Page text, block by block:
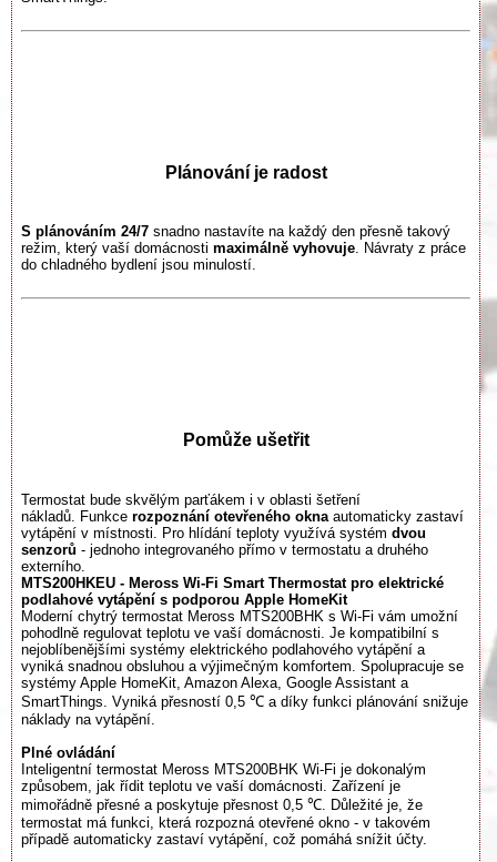
Plánování je radost
S plánováním 24/7 snadno nastavíte na každý den přesně takový
režim, který vaší domácnosti maximálně vyhovuje. Návraty z práce
do chladného bydlení jsou minulostí.
Pomůže ušetřit
Termostat bude skvělým parťákem i v oblasti šetření
nákladů. Funkce rozpoznání otevřeného okna automaticky zastaví
vytápění v místnosti. Pro hlídání teploty využívá systém dvou
senzorů - jednoho integrovaného přímo v termostatu a druhého
externího.
MTS200HKEU - Meross Wi-Fi Smart Thermostat pro elektrické
podlahové vytápění s podporou Apple HomeKit
Moderní chytrý termostat Meross MTS200BHK s Wi-Fi vám umožní
pohodlně regulovat teplotu ve vaší domácnosti. Je kompatibilní s
nejoblíbenějšími systémy elektrického podlahového vytápění a
vyniká snadnou obsluhou a výjimečným komfortem. Spolupracuje se
systémy Apple HomeKit, Amazon Alexa, Google Assistant a
SmartThings. Vyniká přesností 0,5 ℃ a díky funkci plánování snižuje
náklady na vytápění.
Plné ovládání
Inteligentní termostat Meross MTS200BHK Wi-Fi je dokonalým
způsobem, jak řídit teplotu ve vaší domácnosti. Zařízení je
mimořádně přesné a poskytuje přesnost 0,5 ℃. Důležité je, že
termostat má funkci, která rozpozná otevřené okno - v takovém
případě automaticky zastaví vytápění, což pomáhá snížit účty.